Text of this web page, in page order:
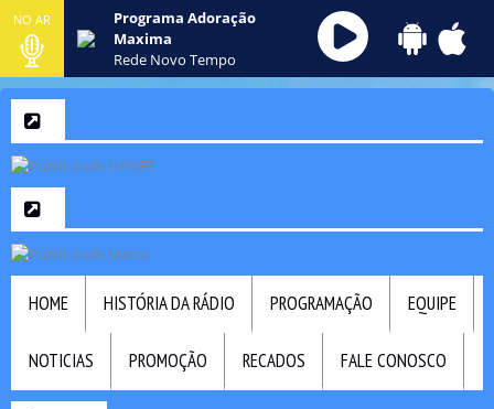
NO AR
Programa Adoração
Maxima
Rede Novo Tempo
HOME HISTÓRIA DA RÁDIO PROGRAMAÇÃO EQUIPE
NOTICIAS PROMOÇÃO RECADOS FALE CONOSCO